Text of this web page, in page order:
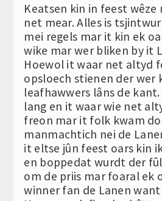
Keatsen kin in feest wêze
net mear. Alles is
mei regels mar it kin ek
wike mar wer bliken by it
Hoewol it waar net altyd
opsloech stienen der wer
leafhawwers lâns de
lang en it waar wie net
freon mar it folk kwam
manmachtich nei de
it eltse jûn feest oars kin
en boppedat wurdt der
om de priis mar foaral ek
winner fan de Lanen